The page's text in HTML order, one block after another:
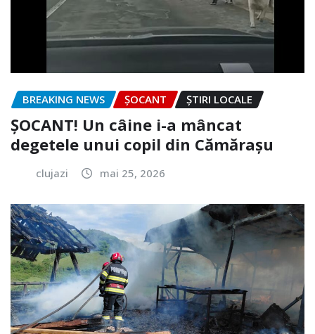
BREAKING NEWS ȘOCANT ȘTIRI LOCALE
ȘOCANT! Un câine i-a mâncat
degetele unui copil din Cămărașu
clujazi mai 25, 2026